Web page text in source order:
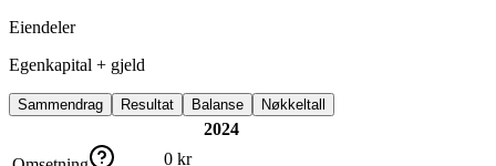
Eiendeler
Egenkapital + gjeld
Sammendrag Resultat Balanse Nøkkeltall
2024
0 kr